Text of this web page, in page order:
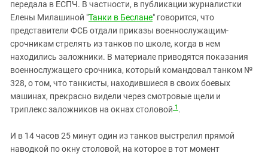
передала в ЕСПЧ. В частности, в публикации журналистки
Елены Милашиной "Танки в Беслане" говорится, что
представители ФСБ отдали приказы военнослужащим-
срочникам стрелять из танков по школе, когда в нем
находились заложники. В материале приводятся показания
военнослужащего срочника, который командовал танком №
328, о том, что танкисты, находившиеся в своих боевых
машинах, прекрасно видели через смотровые щели и
триплекс заложников на окнах столовой 1 .
И в 14 часов 25 минут один из танков выстрелил прямой
наводкой по окну столовой, на которое в тот момент